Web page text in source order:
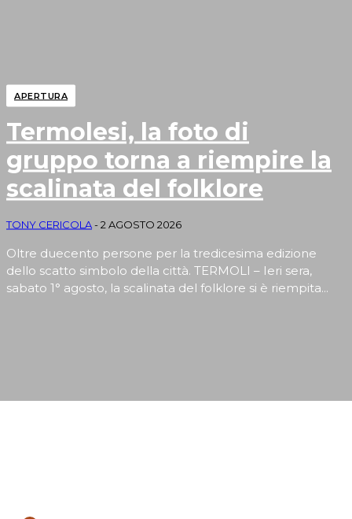
APERTURA
Termolesi, la foto di
gruppo torna a riempire la
scalinata del folklore
TONY CERICOLA-2 AGOSTO 2026
Oltre duecento persone per la tredicesima edizione
dello scatto simbolo della città. TERMOLI – Ieri sera,
sabato 1° agosto, la scalinata del folklore si è riempita...